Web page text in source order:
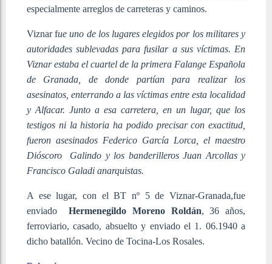
especialmente arreglos de carreteras y caminos.
Viznar fue uno de los lugares elegidos por los militares y
autoridades sublevadas para fusilar a sus víctimas. En
Viznar estaba el cuartel de la primera Falange Española
de Granada, de donde partían para realizar los
asesinatos, enterrando a las víctimas entre esta localidad
y Alfacar. Junto a esa carretera, en un lugar, que los
testigos ni la historia ha podido precisar con exactitud,
fueron asesinados Federico García Lorca, el maestro
Dióscoro Galindo y los banderilleros Juan Arcollas y
Francisco Galadi anarquistas.
A ese lugar, con el BT nº 5 de Viznar-Granada,fue
enviado
Hermenegildo Moreno Roldán, 36 años,
ferroviario, casado, absuelto y enviado el 1. 06.1940 a
dicho batallón. Vecino de Tocina-Los Rosales.